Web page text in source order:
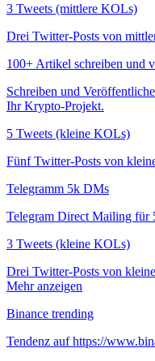
3 Tweets (mittlere KOLs)
Drei Twitter-Posts von
100+ Artikel schreiben und
Schreiben und
Ihr Krypto-Projekt.
5 Tweets (kleine KOLs)
Fünf Twitter-Posts von
Telegramm 5k DMs
Telegram Direct Mailing für
3 Tweets (kleine KOLs)
Drei Twitter-Posts von
Mehr anzeigen
Binance trending
Tendenz auf https://